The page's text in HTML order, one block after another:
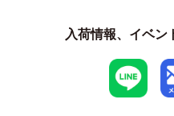
入荷情報、イベン